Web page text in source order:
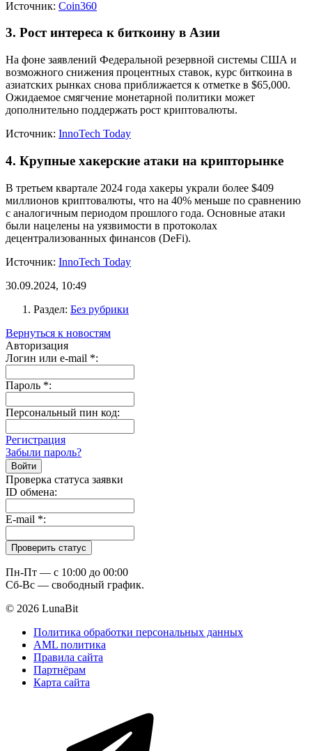
Источник: Coin360
3. Рост интереса к биткоину в Азии
На фоне заявлений Федеральной резервной системы США и
возможного снижения процентных ставок, курс биткоина в
азиатских рынках снова приближается к отметке в $65,000.
Ожидаемое смягчение монетарной политики может
дополнительно поддержать рост криптовалюты.
Источник: InnoTech Today
4. Крупные хакерские атаки на крипторынке
В третьем квартале 2024 года хакеры украли более $409
миллионов криптовалюты, что на 40% меньше по сравнению
с аналогичным периодом прошлого года. Основные атаки
были нацелены на уязвимости в протоколах
децентрализованных финансов (DeFi).
Источник: InnoTech Today
30.09.2024, 10:49
Раздел: Без рубрики
Вернуться к новостям
Авторизация
Логин или e-mail *:
Пароль *:
Персональный пин код:
Регистрация
Забыли пароль?
Проверка статуса заявки
ID обмена:
E-mail *:
Пн-Пт — c 10:00 до 00:00
Сб-Вс — свободный график.
© 2026 LunaBit
Политика обработки персональных данных
AML политика
Правила сайта
Партнёрам
Карта сайта